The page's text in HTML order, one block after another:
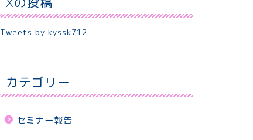
Tweets by kyssk712
カテゴリー
セミナー報告